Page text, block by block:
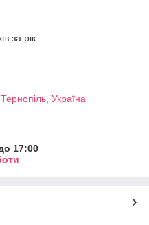
за рік
Україна
17:00